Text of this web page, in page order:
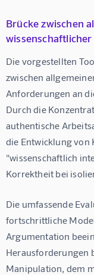
Brücke zwischen
Die vorgestellten
zwischen
Anforderungen an
Durch die
authentische
die Entwicklung von
"wissenschaftlich
Korrektheit bei
Die umfassende
fortschrittliche
Argumentation
Herausforderungen
Manipulation, dem